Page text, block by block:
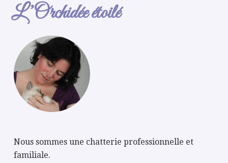
L’Orchidée étoilé
Nous sommes une chatterie professionnelle et
familiale.